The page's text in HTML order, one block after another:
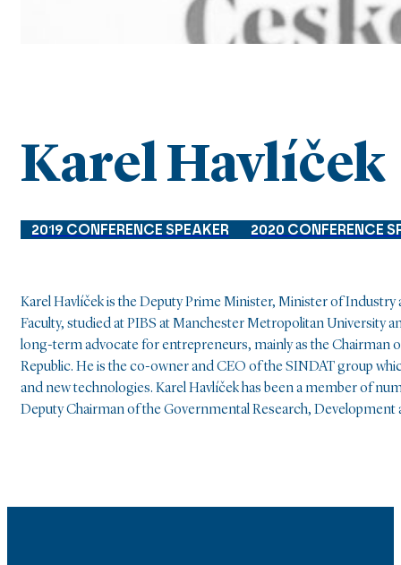
Karel Havlíček
2019 CONFERENCE SPEAKER 2020 CONFERENCE
Karel Havlíček is the Deputy Prime Minister, Minister of
Faculty, studied at PIBS at Manchester Metropolitan University
long-term advocate for entrepreneurs, mainly as the Chairman
Republic. He is the co-owner and CEO of the SINDAT group
and new technologies. Karel Havlíček has been a member of
Deputy Chairman of the Governmental Research,